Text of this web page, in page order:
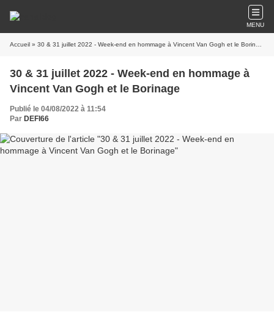
MENU
Accueil » 30 & 31 juillet 2022 - Week-end en hommage à Vincent Van Gogh et le Borinage
30 & 31 juillet 2022 - Week-end en hommage à
Vincent Van Gogh et le Borinage
Publié le 04/08/2022 à 11:54
Par DEFI66